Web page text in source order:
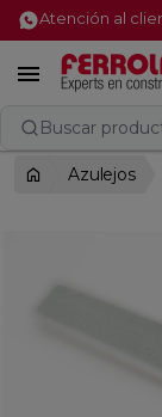
Atención al

Buscar
Azulejos